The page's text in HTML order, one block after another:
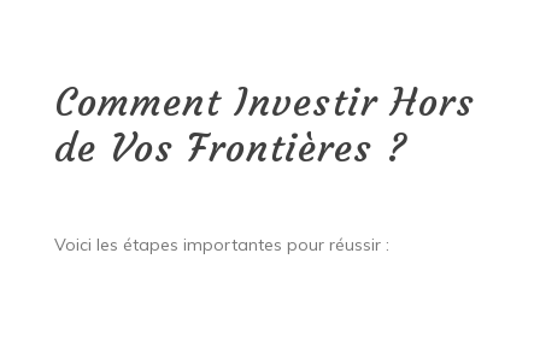
Comment Investir Hors
de Vos Frontières ?
Voici les étapes importantes pour réussir :